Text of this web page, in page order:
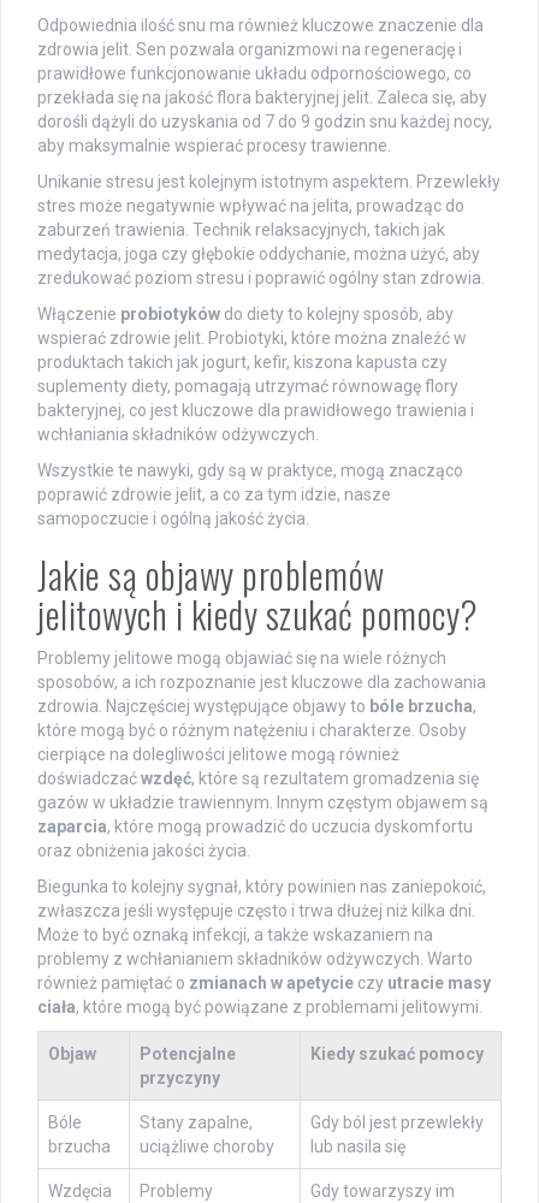
Odpowiednia ilość snu ma również kluczowe znaczenie dla
zdrowia jelit. Sen pozwala organizmowi na regenerację i
prawidłowe funkcjonowanie układu odpornościowego, co
przekłada się na jakość flora bakteryjnej jelit. Zaleca się, aby
dorośli dążyli do uzyskania od 7 do 9 godzin snu każdej nocy,
aby maksymalnie wspierać procesy trawienne.
Unikanie stresu jest kolejnym istotnym aspektem. Przewlekły
stres może negatywnie wpływać na jelita, prowadząc do
zaburzeń trawienia. Technik relaksacyjnych, takich jak
medytacja, joga czy głębokie oddychanie, można użyć, aby
zredukować poziom stresu i poprawić ogólny stan zdrowia.
Włączenie probiotyków do diety to kolejny sposób, aby
wspierać zdrowie jelit. Probiotyki, które można znaleźć w
produktach takich jak jogurt, kefir, kiszona kapusta czy
suplementy diety, pomagają utrzymać równowagę flory
bakteryjnej, co jest kluczowe dla prawidłowego trawienia i
wchłaniania składników odżywczych.
Wszystkie te nawyki, gdy są w praktyce, mogą znacząco
poprawić zdrowie jelit, a co za tym idzie, nasze
samopoczucie i ogólną jakość życia.
Jakie są objawy problemów
jelitowych i kiedy szukać pomocy?
Problemy jelitowe mogą objawiać się na wiele różnych
sposobów, a ich rozpoznanie jest kluczowe dla zachowania
zdrowia. Najczęściej występujące objawy to bóle brzucha,
które mogą być o różnym natężeniu i charakterze. Osoby
cierpiące na dolegliwości jelitowe mogą również
doświadczaćwzdęć, które są rezultatem gromadzenia się
gazów w układzie trawiennym. Innym częstym objawem są
zaparcia, które mogą prowadzić do uczucia dyskomfortu
oraz obniżenia jakości życia.
Biegunka to kolejny sygnał, który powinien nas zaniepokoić,
zwłaszcza jeśli występuje często i trwa dłużej niż kilka dni.
Może to być oznaką infekcji, a także wskazaniem na
problemy z wchłanianiem składników odżywczych. Warto
również pamiętać o zmianach w apetycie czy utracie masy
ciała, które mogą być powiązane z problemami jelitowymi.
Objaw
Potencjalne
przyczyny
Kiedy szukać pomocy
Bóle
brzucha
Stany zapalne,
uciążliwe choroby
Gdy ból jest przewlekły
lub nasila się
Wzdęcia
Problemy
Gdy towarzyszy im